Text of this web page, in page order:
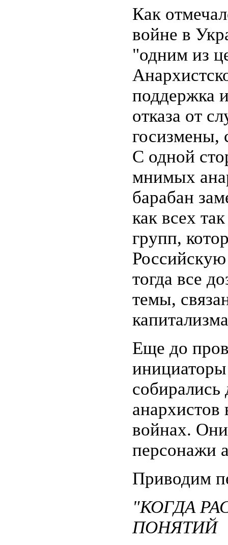
Как
войне в
"одним из
поддержка
отказа от
госизмены,
С одной
мнимых
барабан
как всех
групп,
тогда все
темы,
Еще до
собирались
анархистов
войнах.
персонажи
Приводим
"КОГДА
ПОНЯТИЙ